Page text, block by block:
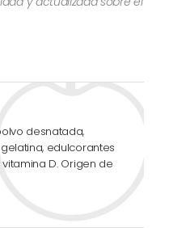
desnatada,
gelatina, edulcorantes
D. Origen de